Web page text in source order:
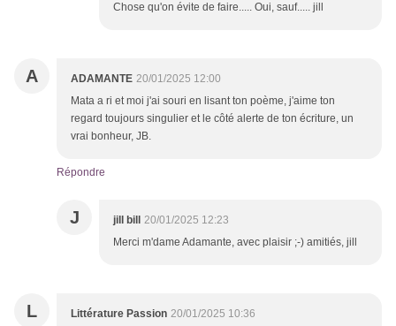
Chose qu'on évite de faire..... Oui, sauf..... jill
A ADAMANTE 20/01/2025 12:00
Mata a ri et moi j'ai souri en lisant ton poème, j'aime ton
regard toujours singulier et le côté alerte de ton écriture, un
vrai bonheur, JB.
Répondre
J jill bill
20/01/2025 12:23
Merci m'dame Adamante, avec plaisir ;-) amitiés, jill
L Littérature Passion 20/01/2025 10:36